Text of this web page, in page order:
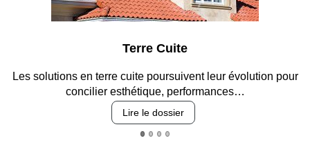
cuite poursuivent leur évolution pour
esthétique, performances…
Entre circulation,